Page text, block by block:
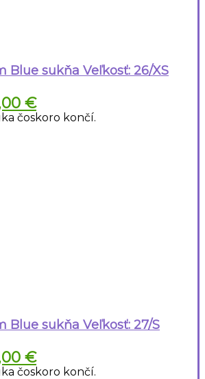
Blue sukňa Veľkosť: 26/XS
€Aktuálna
cena
je:
čoskoro končí.
Blue sukňa Veľkosť: 27/S
€Aktuálna
cena
čoskoro končí.